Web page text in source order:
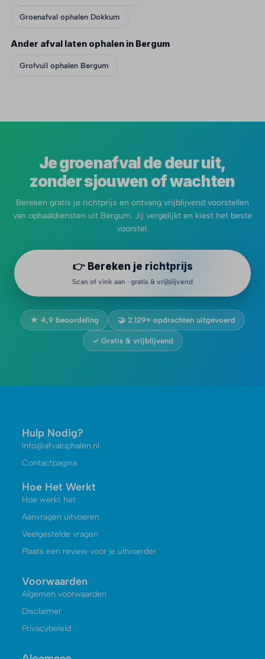
Groenafval ophalen Dokkum
Ander afval laten ophalen in Bergum
Grofvuil ophalen Bergum
Je groenafval de deur uit,
zonder sjouwen of wachten
Bereken gratis je richtprijs en ontvang vrijblijvend voorstellen
van ophaaldiensten uit Bergum. Jij vergelijkt en kiest het beste
voorstel.
👉 Bereken je richtprijs
Scan of vink aan · gratis & vrijblijvend
★ 4,9 beoordeling 🤝 2.129+ opdrachten uitgevoerd
✓ Gratis & vrijblijvend
Hulp Nodig?
Info@afvalophalen.nl
Contactpagina
Hoe Het Werkt
Hoe werkt het
Aanvragen uitvoeren
Veelgestelde vragen
Plaats een review voor je uitvoerder
Voorwaarden
Algemen voorwaarden
Disclaimer
Privacybeleid